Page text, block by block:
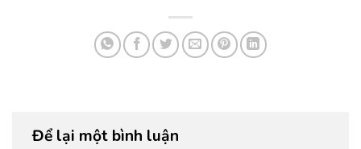
Để lại một bình luận